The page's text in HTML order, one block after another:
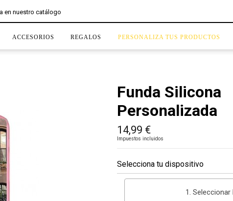
ACCESORIOS REGALOS PERSONALIZA TUS PRODUCTOS
Funda Silicona
Personalizada
14,99 €
Impuestos incluidos
Selecciona tu dispositivo
1. Seleccionar